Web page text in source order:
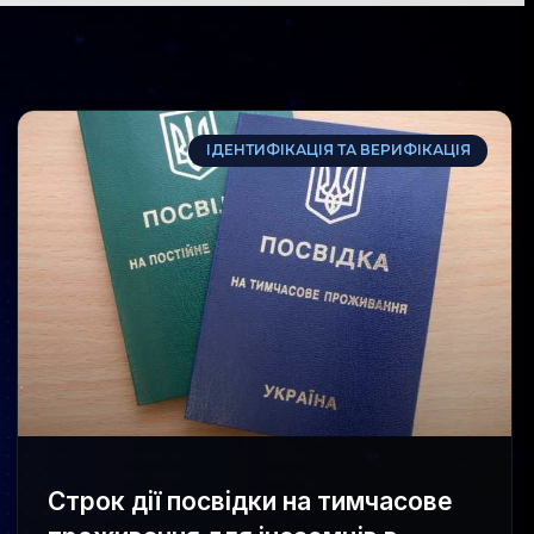
ІДЕНТИФІКАЦІЯ ТА ВЕРИФІКАЦІЯ
Строк дії посвідки на тимчасове